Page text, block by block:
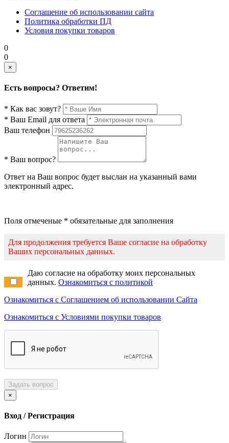
Соглашение об использовании сайта
Политика обработки ПД
Условия покупки товаров
0
0
×
Есть вопросы? Ответим!
* Как вас зовут?
* Ваш Email для ответа
Ваш телефон
* Ваш вопрос?
Ответ на Ваш вопрос будет выслан на указанный вами
электронный адрес.
Поля отмеченые * обязательные для заполнения
Для продолжения требуется Ваше согласие на обработку
Ваших персональных данных.
Даю согласие на обработку моих персональных
данных. Ознакомиться с политикой
Ознакомиться с Соглашением об использовании Сайта
Ознакомиться с Условиями покупки товаров
Задать вопрос
×
Вход / Регистрация
Логин